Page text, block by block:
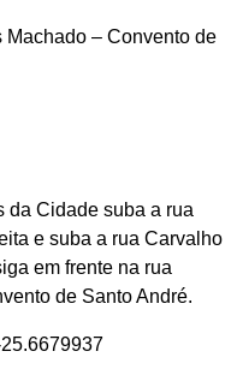
Machado – Convento de
da Cidade suba a rua
e suba a rua Carvalho
em frente na rua
de Santo André.